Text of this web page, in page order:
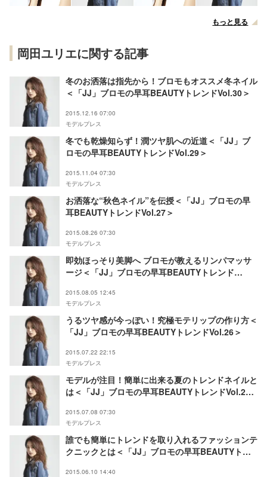
もっと見る
岡田ユリエに関する記事
冬のお洒落は指先から！ブロモもオススメ冬ネイル
＜「JJ」ブロモの早耳BEAUTYトレンドVol.30＞
2015.12.16 07:00
モデルプレス
冬でも乾燥知らず！潤ツヤ肌への近道＜「JJ」ブ
ロモの早耳BEAUTYトレンドVol.29＞
2015.11.04 07:30
モデルプレス
お洒落な“秋色ネイル”を伝授＜「JJ」ブロモの早
耳BEAUTYトレンドVol.27＞
2015.08.26 07:30
モデルプレス
即効ほっそり美脚へ ブロモが教えるリンパマッサ
ージ＜「JJ」ブロモの早耳BEAUTYトレンド
2015.08.05 12:45
モデルプレス
うるツヤ感が今っぽい！究極モテリップの作り方＜
「JJ」ブロモの早耳BEAUTYトレンドVol.26＞
2015.07.22 22:15
モデルプレス
モデルが注目！簡単に出来る夏のトレンドネイルと
は＜「JJ」ブロモの早耳BEAUTYトレンドVol.25
2015.07.08 07:30
モデルプレス
誰でも簡単にトレンドを取り入れるファッションテ
クニックとは＜「JJ」ブロモの早耳BEAUTYトレ
2015.06.10 14:40